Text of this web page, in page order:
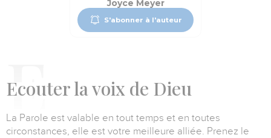
Joyce Meyer
S'abonner à l'auteur
Ecouter la voix de Dieu
La Parole est valable en tout temps et en toutes
circonstances, elle est votre meilleure alliée. Prenez le